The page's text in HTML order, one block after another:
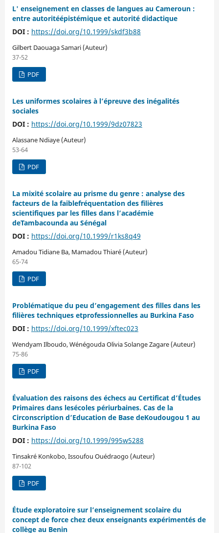
L' enseignement en classes de langues au Cameroun :
entre autoritéépistémique et autorité didactique
DOI : https://doi.org/10.1999/skdf3b88
Gilbert Daouaga Samari (Auteur)
37-52
PDF
Les uniformes scolaires à l’épreuve des inégalités
sociales
DOI : https://doi.org/10.1999/9dz07823
Alassane Ndiaye (Auteur)
53-64
PDF
La mixité scolaire au prisme du genre : analyse des
facteurs de la faiblefréquentation des filières
scientifiques par les filles dans l’académie
deTambacounda au Sénégal
DOI : https://doi.org/10.1999/r1ks8q49
Amadou Tidiane Ba, Mamadou Thiaré (Auteur)
65-74
PDF
Problématique du peu d’engagement des filles dans les
filières techniques etprofessionnelles au Burkina Faso
DOI : https://doi.org/10.1999/xftec023
Wendyam Ilboudo, Wénégouda Olivia Solange Zagare (Auteur)
75-86
PDF
Évaluation des raisons des échecs au Certificat d’Études
Primaires dans lesécoles périurbaines. Cas de la
Circonscription d’Education de Base deKoudougou 1 au
Burkina Faso
DOI : https://doi.org/10.1999/995w5288
Tinsakré Konkobo, Issoufou Ouédraogo (Auteur)
87-102
PDF
Étude exploratoire sur l’enseignement scolaire du
concept de force chez deux enseignants expérimentés de
collège au Benin